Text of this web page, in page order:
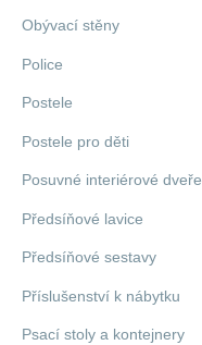
Obývací stěny
Police
Postele
Postele pro děti
Posuvné interiérové dveře
Předsíňové lavice
Předsíňové sestavy
Příslušenství k nábytku
Psací stoly a kontejnery